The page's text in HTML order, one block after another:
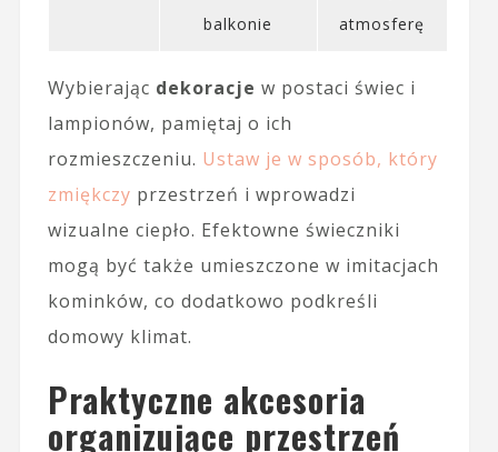
balkonie
atmosferę
Wybierając dekoracje w postaci świec i
lampionów, pamiętaj o ich
rozmieszczeniu. Ustaw je w sposób, który
zmiękczy przestrzeń i wprowadzi
wizualne ciepło. Efektowne świeczniki
mogą być także umieszczone w imitacjach
kominków, co dodatkowo podkreśli
domowy klimat.
Praktyczne akcesoria
organizujące przestrzeń